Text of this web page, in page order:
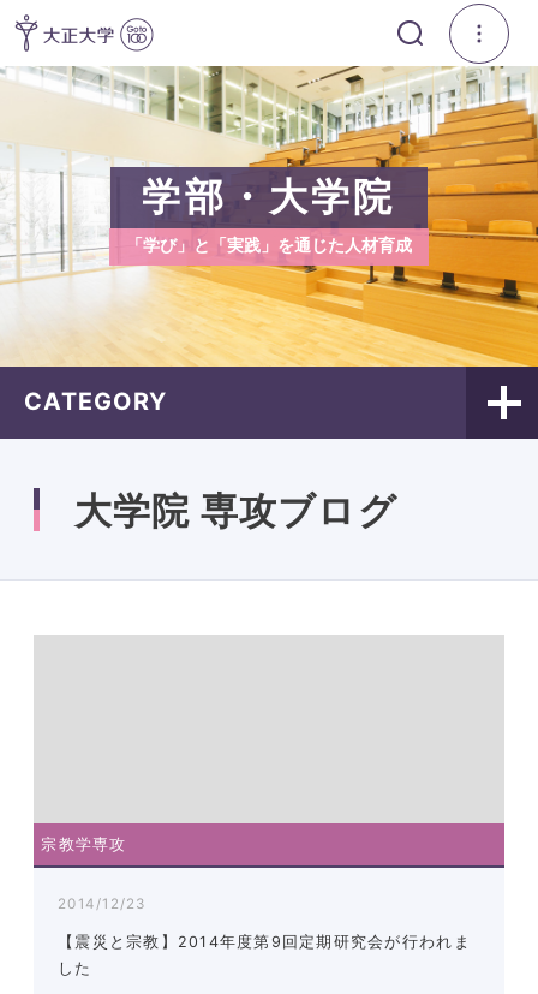
学部・大学院
「学び」と「実践」を通じた人材育成
CATEGORY
大学院 専攻ブログ
宗教学専攻
2014/12/23
【震災と宗教】2014年度第9回定期研究会が行われま
した